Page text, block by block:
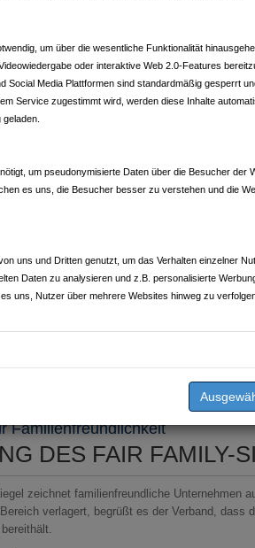
um über die wesentliche Funktionalität
oder interaktive Web 2.0-Features
Social Media Plattformen sind standardmäßig gesperrt
Service zugestimmt wird, werden diese Inhalte
um pseudonymisierte Daten über die Besucher der
es uns, die Besucher besser zu verstehen und die
uns und Dritten genutzt, um das Verhalten einzelner
Daten zu analysieren und z.B. personalisierte
uns, Nutzer über mehrere Websites hinweg zu
Familienfreundlichkeit
DES FAIR FAMILY-
zeichnet familienfreundliche Unternehmen
verlagert, begrüßt es der Verband, dass